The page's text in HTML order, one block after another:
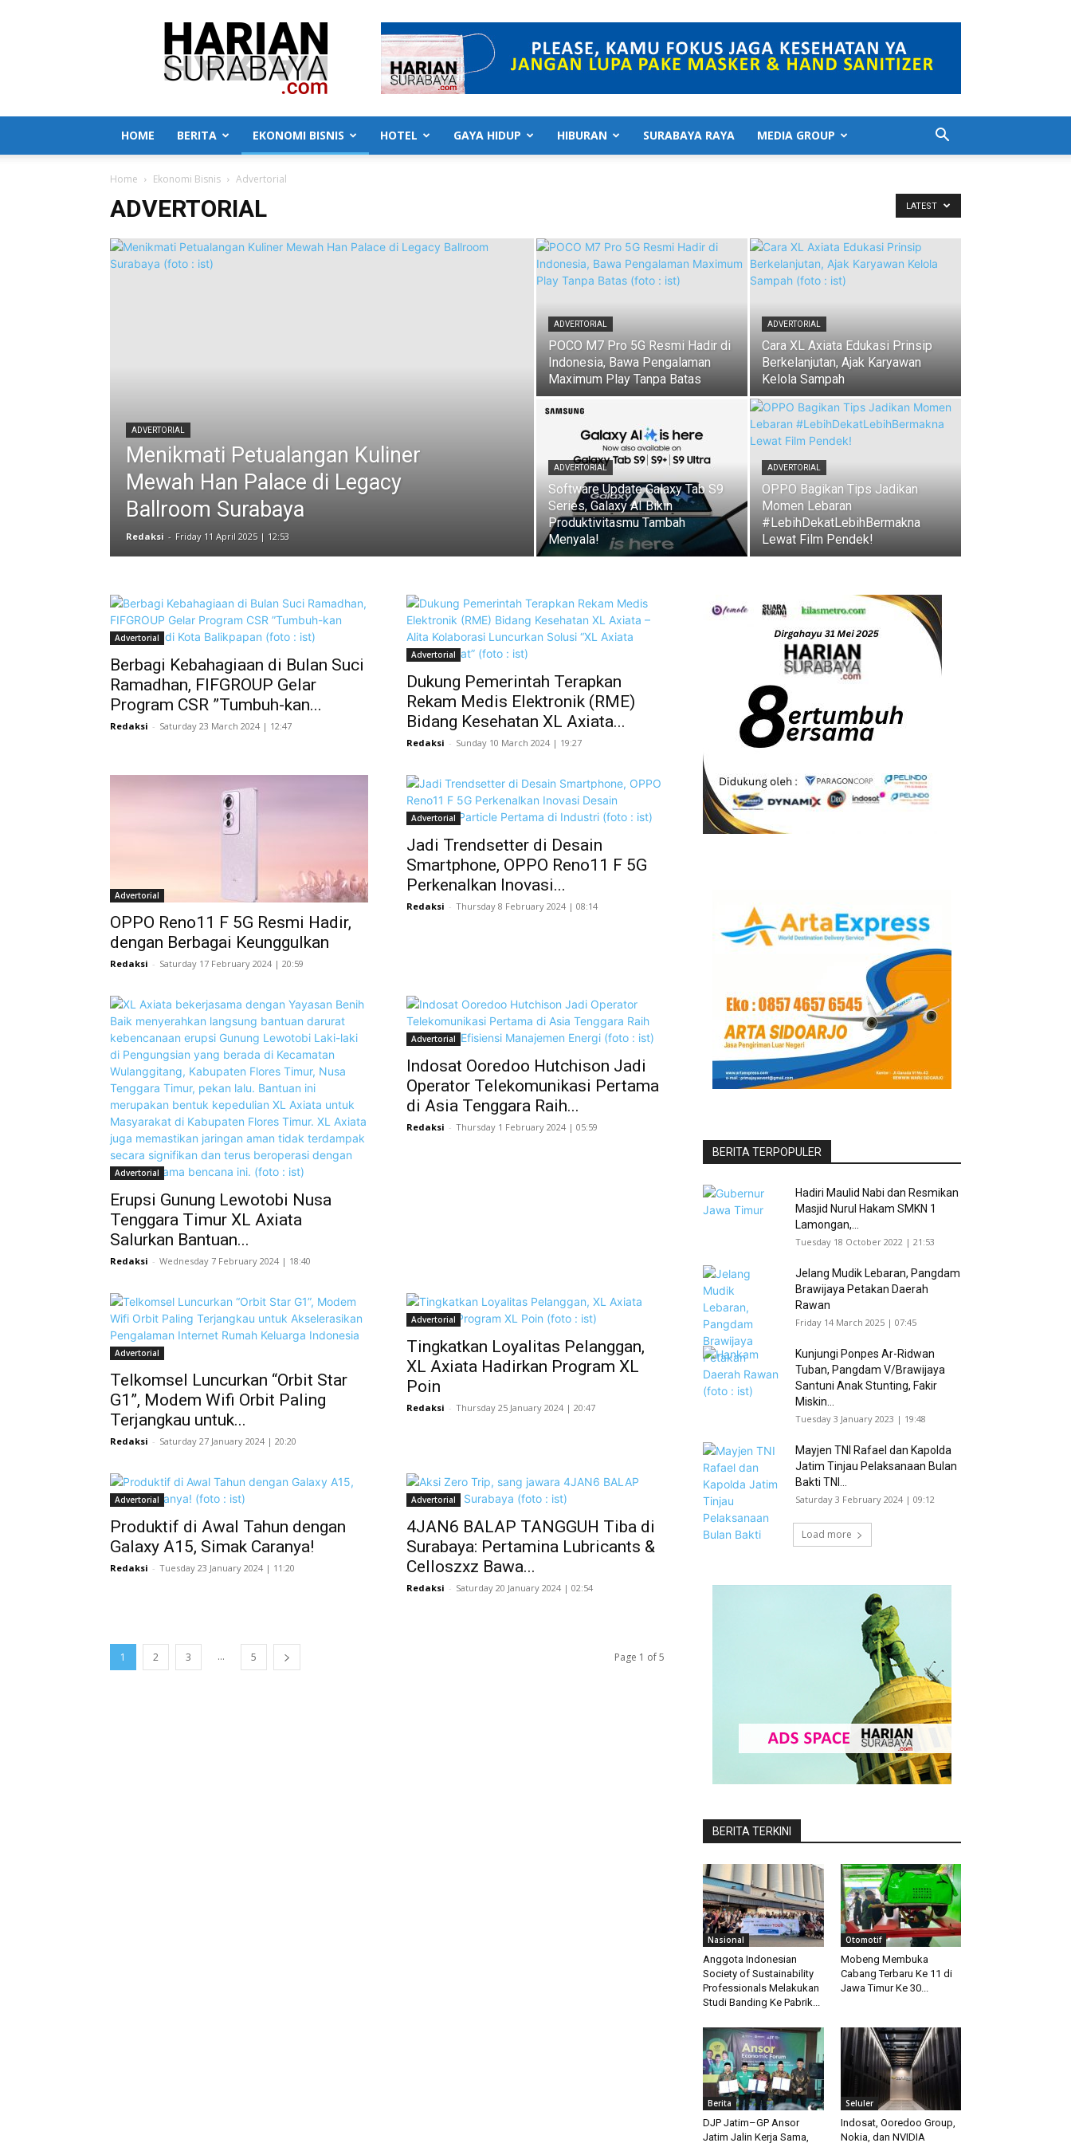
Harian
Surabaya
HOME BERITA EKONOMI BISNIS HOTEL GAYA HIDUP HIBURAN SURABAYA RAYA MEDIA GROUP
Home Ekonomi Bisnis Advertorial
ADVERTORIAL LATEST
ADVERTORIAL
Menikmati Petualangan Kuliner
Mewah Han Palace di Legacy
Ballroom Surabaya
Redaksi - Friday 11 April 2025 | 12:53
ADVERTORIAL
POCO M7 Pro 5G Resmi Hadir di
Indonesia, Bawa Pengalaman
Maximum Play Tanpa Batas
ADVERTORIAL
Cara XL Axiata Edukasi Prinsip
Berkelanjutan, Ajak Karyawan
Kelola Sampah
ADVERTORIAL
Software Update Galaxy Tab S9
Series, Galaxy AI Bikin
Produktivitasmu Tambah
Menyala!
ADVERTORIAL
OPPO Bagikan Tips Jadikan
Momen Lebaran
#LebihDekatLebihBermakna
Lewat Film Pendek!
Advertorial
Berbagi Kebahagiaan di Bulan Suci
Ramadhan, FIFGROUP Gelar
Program CSR ”Tumbuh-kan...
Redaksi - Saturday 23 March 2024 | 12:47
Advertorial
Dukung Pemerintah Terapkan
Rekam Medis Elektronik (RME)
Bidang Kesehatan XL Axiata...
Redaksi - Sunday 10 March 2024 | 19:27
Advertorial
OPPO Reno11 F 5G Resmi Hadir,
dengan Berbagai Keunggulkan
Redaksi - Saturday 17 February 2024 | 20:59
Advertorial
Jadi Trendsetter di Desain
Smartphone, OPPO Reno11 F 5G
Perkenalkan Inovasi...
Redaksi - Thursday 8 February 2024 | 08:14
Advertorial
Erupsi Gunung Lewotobi Nusa
Tenggara Timur XL Axiata
Salurkan Bantuan...
Redaksi - Wednesday 7 February 2024 | 18:40
Advertorial
Indosat Ooredoo Hutchison Jadi
Operator Telekomunikasi Pertama
di Asia Tenggara Raih...
Redaksi - Thursday 1 February 2024 | 05:59
Advertorial
Telkomsel Luncurkan “Orbit Star
G1”, Modem Wifi Orbit Paling
Terjangkau untuk...
Redaksi - Saturday 27 January 2024 | 20:20
Advertorial
Tingkatkan Loyalitas Pelanggan,
XL Axiata Hadirkan Program XL
Poin
Redaksi - Thursday 25 January 2024 | 20:47
Advertorial
Produktif di Awal Tahun dengan
Galaxy A15, Simak Caranya!
Redaksi - Tuesday 23 January 2024 | 11:20
Advertorial
4JAN6 BALAP TANGGUH Tiba di
Surabaya: Pertamina Lubricants &
Celloszxz Bawa...
Redaksi - Saturday 20 January 2024 | 02:54
1 2 3 ... 5 Page 1 of 5
BERITA TERPOPULER
Hadiri Maulid Nabi dan Resmikan
Masjid Nurul Hakam SMKN 1
Lamongan,...
Tuesday 18 October 2022 | 21:53
Jelang Mudik Lebaran, Pangdam
Brawijaya Petakan Daerah
Rawan
Friday 14 March 2025 | 07:45
Kunjungi Ponpes Ar-Ridwan
Tuban, Pangdam V/Brawijaya
Santuni Anak Stunting, Fakir
Miskin...
Tuesday 3 January 2023 | 19:48
Mayjen TNI Rafael dan Kapolda
Jatim Tinjau Pelaksanaan Bulan
Bakti TNI...
Saturday 3 February 2024 | 09:12
Load more
BERITA TERKINI
Nasional
Anggota Indonesian
Society of Sustainability
Professionals Melakukan
Studi Banding Ke Pabrik...
Otomotif
Mobeng Membuka
Cabang Terbaru Ke 11 di
Jawa Timur Ke 30...
Berita
DJP Jatim–GP Ansor
Jatim Jalin Kerja Sama,
Seluler
Indosat, Ooredoo Group,
Nokia, dan NVIDIA